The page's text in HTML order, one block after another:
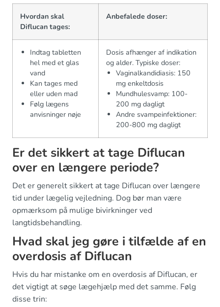
Hvordan skal
Diflucan tages:
Anbefalede doser:
Indtag tabletten
hel med et glas
vand
Kan tages med
eller uden mad
Følg lægens
anvisninger nøje
Dosis afhænger af indikation
og alder. Typiske doser:
Vaginalkandidiasis: 150
mg enkeltdosis
Mundhulesvamp: 100-
200 mg dagligt
Andre svampeinfektioner:
200-800 mg dagligt
Er det sikkert at tage Diflucan
over en længere periode?
Det er generelt sikkert at tage Diflucan over længere
tid under lægelig vejledning. Dog bør man være
opmærksom på mulige bivirkninger ved
langtidsbehandling.
Hvad skal jeg gøre i tilfælde af en
overdosis af Diflucan
Hvis du har mistanke om en overdosis af Diflucan, er
det vigtigt at søge lægehjælp med det samme. Følg
disse trin: